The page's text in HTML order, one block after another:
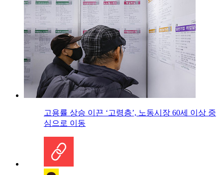
고용률 상승 이끈 ‘고령층’, 노동시장 60세 이상 중
심으로 이동